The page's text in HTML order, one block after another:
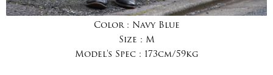
Color : Navy Blue
Size : M
Model's Spec : 173cm/59kg